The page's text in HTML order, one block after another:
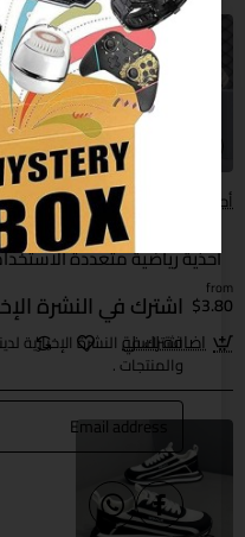
اشترك في النشرة
اشترك في النشرة الإخبارية
والمنتجات .
Email
address
أحذية الرجال
أحذية الرجال
أحذية رياضية متعددة
from
$3.80
اضافة للسلة